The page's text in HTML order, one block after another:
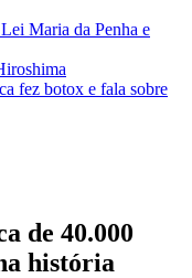
Maria da Penha e
fez botox e fala sobre
de 40.000
história